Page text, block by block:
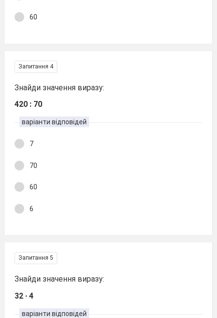
60
Запитання 4
Знайди значення виразу:
420 : 70
варіанти відповідей
7
70
60
6
Запитання 5
Знайди значення виразу:
32 ∙ 4
варіанти відповідей